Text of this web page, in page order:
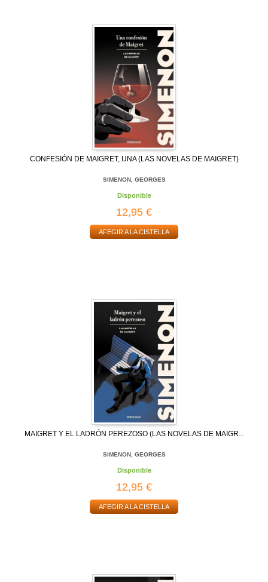
CONFESIÓN DE MAIGRET, UNA (LAS NOVELAS DE MAIGRET)
SIMENON, GEORGES
Disponible
12,95 €
AFEGIR A LA CISTELLA
MAIGRET Y EL LADRÓN PEREZOSO (LAS NOVELAS DE MAIGR...
SIMENON, GEORGES
Disponible
12,95 €
AFEGIR A LA CISTELLA